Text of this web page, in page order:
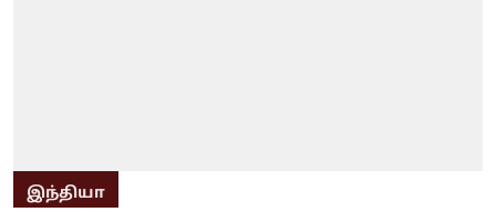
இந்தியா